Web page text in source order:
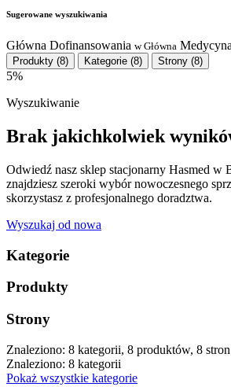
Sugerowane wyszukiwania
Główna Dofinansowania w Główna Medycyna
Produkty (8) Kategorie (8) Strony (8)
5%
Wyszukiwanie
Brak jakichkolwiek
Odwiedź nasz sklep stacjonarny Hasmed w
znajdziesz szeroki wybór nowoczesnego
skorzystasz z profesjonalnego doradztwa.
Wyszukaj od nowa
Kategorie
Produkty
Strony
Znaleziono: 8 kategorii, 8 produktów, 8 stron
Znaleziono: 8 kategorii
Pokaż wszystkie kategorie